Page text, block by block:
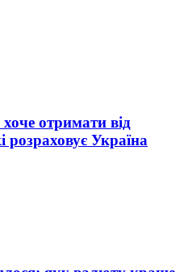
отримати від
Україна